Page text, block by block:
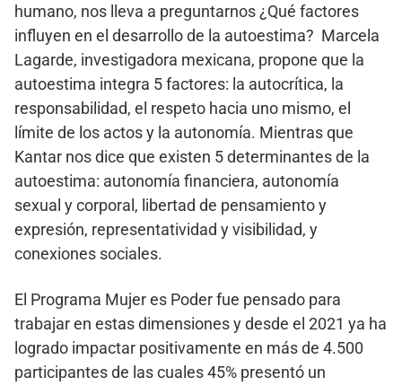
humano, nos lleva a preguntarnos ¿Qué factores
influyen en el desarrollo de la autoestima? Marcela
Lagarde, investigadora mexicana, propone que la
autoestima integra 5 factores: la autocrítica, la
responsabilidad, el respeto hacia uno mismo, el
límite de los actos y la autonomía. Mientras que
Kantar nos dice que existen 5 determinantes de la
autoestima: autonomía financiera, autonomía
sexual y corporal, libertad de pensamiento y
expresión, representatividad y visibilidad, y
conexiones sociales.
El Programa Mujer es Poder fue pensado para
trabajar en estas dimensiones y desde el 2021 ya ha
logrado impactar positivamente en más de 4.500
participantes de las cuales 45% presentó un